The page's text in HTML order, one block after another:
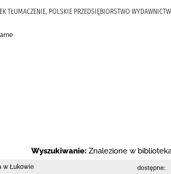
TŁUMACZENIE, POLSKIE PRZEDSIĘBIORSTWO
Wyszukiwanie: Znalezione w
w Łukowie dostępne: